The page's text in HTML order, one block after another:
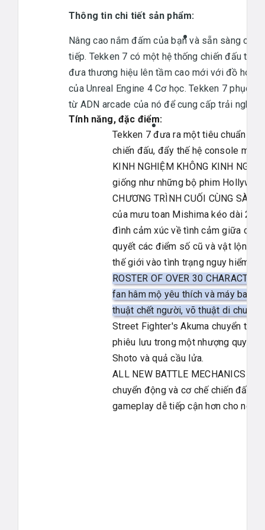
Thông tin chi tiết sản phẩm:
Nâng cao nắm đấm của bạn và sẵn sàng cho
tiếp. Tekken 7 có một hệ thống chiến đấu
đưa thương hiệu lên tầm cao mới với đồ hoạ
của Unreal Engine 4 Cơ học. Tekken 7 phục
từ ADN arcade của nó để cung cấp trải
Tính năng, đặc điểm:
Tekken 7 đưa ra một tiêu chuẩn
chiến đấu, đẩy thế hệ console mới
KINH NGHIỆM KHÔNG KINH
giống như những bộ phim
CHƯƠNG TRÌNH CUỐI CÙNG SÀI
của mưu toan Mishima kéo dài 20
đình cảm xúc về tình cảm giữa các
quyết các điểm số cũ và vật lộn để
thế giới vào tình trạng nguy hiểm.
ROSTER OF OVER 30
fan hâm mộ yêu thích và máy bay
thuật chết người, võ thuật di chuyển
Street Fighter's Akuma chuyển tiếp
phiêu lưu trong một nhượng quyền
Shoto và quả cầu lửa.
ALL NEW BATTLE MECHANICS &
chuyển động và cơ chế chiến đấu
gameplay dễ tiếp cận hơn cho